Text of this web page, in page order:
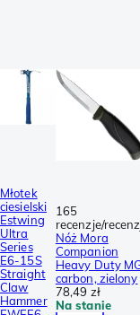
Młotek
ciesielski
Estwing
Ultra
Series
E6-15S
Straight
Claw
Hammer
165
recenzje/
Nóż Mora
Companion
Heavy Duty
carbon, zielony
78,49 zł
Na stanie